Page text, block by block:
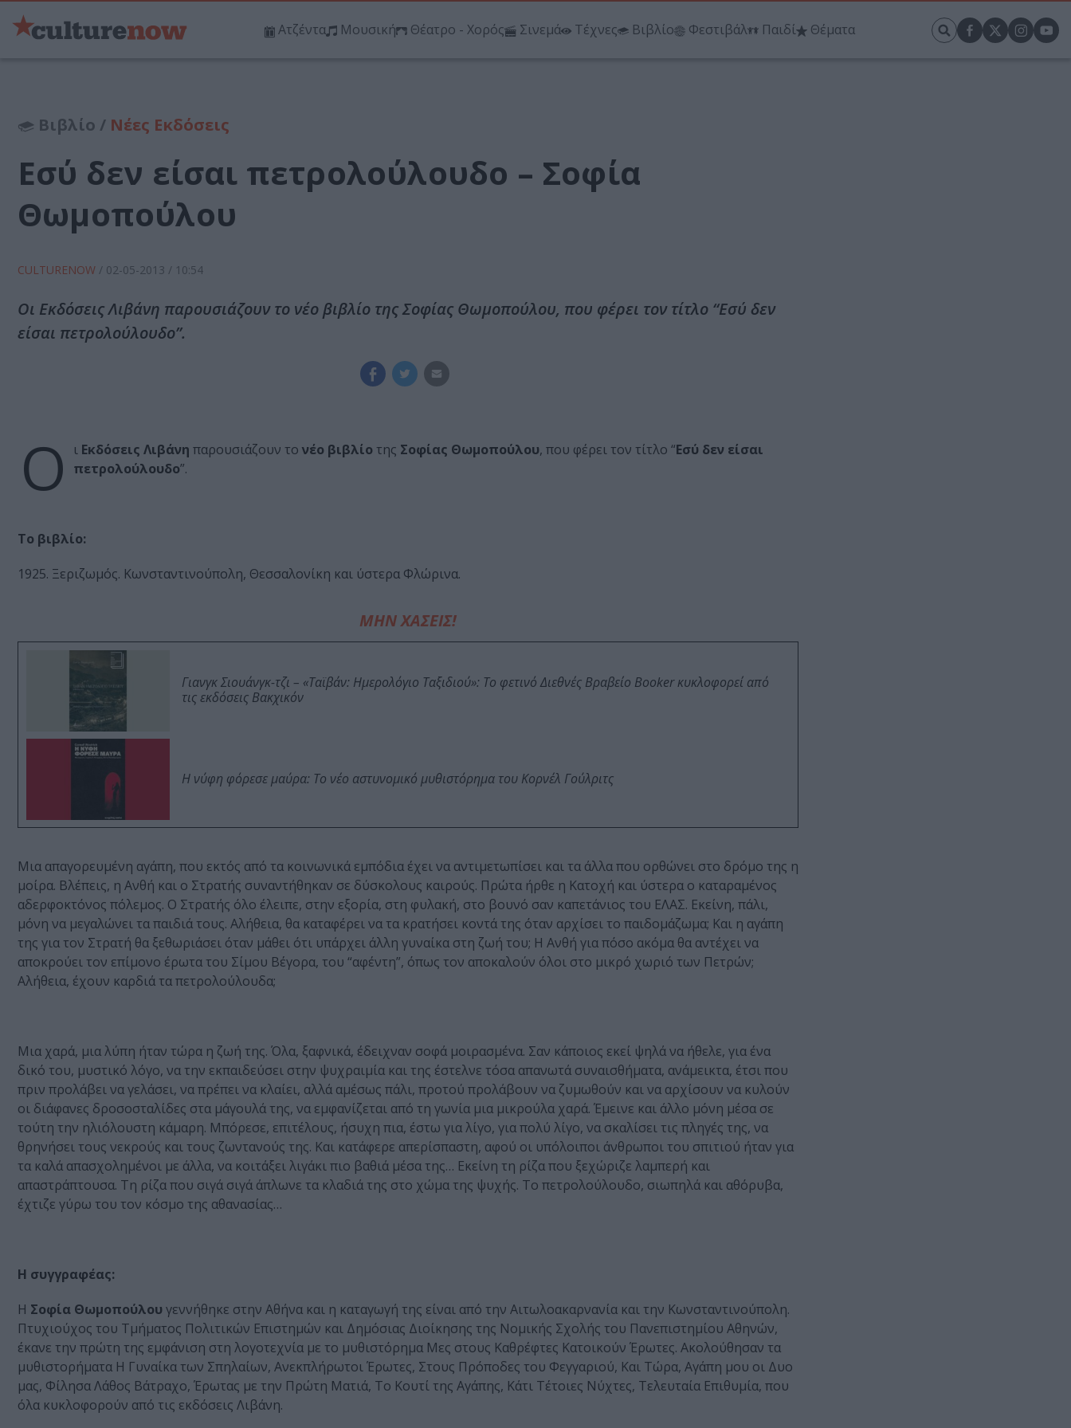
Ατζέντα Μουσική Θέατρο - Χορός Σινεμά Τέχνες Βιβλίο Φεστιβάλ Παιδί Θέματα
Βιβλίο / Νέες Εκδόσεις
Εσύ δεν είσαι πετρολούλουδο – Σοφία
Θωμοπούλου
CULTURENOW / 02-05-2013 / 10:54
Οι Εκδόσεις Λιβάνη παρουσιάζουν το νέο βιβλίο της Σοφίας Θωμοπούλου, που φέρει τον τίτλο “Εσύ δεν
είσαι πετρολούλουδο”.
Ο ι Εκδόσεις Λιβάνη παρουσιάζουν το νέο βιβλίο της Σοφίας Θωμοπούλου, που φέρει τον τίτλο “Εσύ δεν είσαι
πετρολούλουδο”.
Το βιβλίο:
1925. Ξεριζωμός. Κωνσταντινούπολη, Θεσσαλονίκη και ύστερα Φλώρινα.
ΜΗΝ ΧΑΣΕΙΣ!
Γιανγκ Σιουάνγκ-τζι – «Ταϊβάν: Ημερολόγιο Ταξιδιού»: Το φετινό Διεθνές Βραβείο Booker κυκλοφορεί από
τις εκδόσεις Βακχικόν
Η νύφη φόρεσε μαύρα: Το νέο αστυνομικό μυθιστόρημα του Κορνέλ Γούλριτς
Μια απαγορευμένη αγάπη, που εκτός από τα κοινωνικά εμπόδια έχει να αντιμετωπίσει και τα άλλα που ορθώνει στο δρόμο της η
μοίρα. Βλέπεις, η Ανθή και ο Στρατής συναντήθηκαν σε δύσκολους καιρούς. Πρώτα ήρθε η Κατοχή και ύστερα ο καταραμένος
αδερφοκτόνος πόλεμος. Ο Στρατής όλο έλειπε, στην εξορία, στη φυλακή, στο βουνό σαν καπετάνιος του ΕΛΑΣ. Εκείνη, πάλι,
μόνη να μεγαλώνει τα παιδιά τους. Αλήθεια, θα καταφέρει να τα κρατήσει κοντά της όταν αρχίσει το παιδομάζωμα; Και η αγάπη
της για τον Στρατή θα ξεθωριάσει όταν μάθει ότι υπάρχει άλλη γυναίκα στη ζωή του; Η Ανθή για πόσο ακόμα θα αντέχει να
αποκρούει τον επίμονο έρωτα του Σίμου Βέγορα, του “αφέντη”, όπως τον αποκαλούν όλοι στο μικρό χωριό των Πετρών;
Αλήθεια, έχουν καρδιά τα πετρολούλουδα;
Μια χαρά, μια λύπη ήταν τώρα η ζωή της. Όλα, ξαφνικά, έδειχναν σοφά μοιρασμένα. Σαν κάποιος εκεί ψηλά να ήθελε, για ένα
δικό του, μυστικό λόγο, να την εκπαιδεύσει στην ψυχραιμία και της έστελνε τόσα απανωτά συναισθήματα, ανάμεικτα, έτσι που
πριν προλάβει να γελάσει, να πρέπει να κλαίει, αλλά αμέσως πάλι, προτού προλάβουν να ζυμωθούν και να αρχίσουν να κυλούν
οι διάφανες δροσοσταλίδες στα μάγουλά της, να εμφανίζεται από τη γωνία μια μικρούλα χαρά. Έμεινε και άλλο μόνη μέσα σε
τούτη την ηλιόλουστη κάμαρη. Μπόρεσε, επιτέλους, ήσυχη πια, έστω για λίγο, για πολύ λίγο, να σκαλίσει τις πληγές της, να
θρηνήσει τους νεκρούς και τους ζωντανούς της. Και κατάφερε απερίσπαστη, αφού οι υπόλοιποι άνθρωποι του σπιτιού ήταν για
τα καλά απασχολημένοι με άλλα, να κοιτάξει λιγάκι πιο βαθιά μέσα της… Εκείνη τη ρίζα που ξεχώριζε λαμπερή και
απαστράπτουσα. Τη ρίζα που σιγά σιγά άπλωνε τα κλαδιά της στο χώμα της ψυχής. Το πετρολούλουδο, σιωπηλά και αθόρυβα,
έχτιζε γύρω του τον κόσμο της αθανασίας…
Η συγγραφέας:
Η Σοφία Θωμοπούλου γεννήθηκε στην Αθήνα και η καταγωγή της είναι από την Αιτωλοακαρνανία και την Κωνσταντινούπολη.
Πτυχιούχος του Τμήματος Πολιτικών Επιστημών και Δημόσιας Διοίκησης της Νομικής Σχολής του Πανεπιστημίου Αθηνών,
έκανε την πρώτη της εμφάνιση στη λογοτεχνία με το μυθιστόρημα Μες στους Καθρέφτες Κατοικούν Έρωτες. Ακολούθησαν τα
μυθιστορήματα Η Γυναίκα των Σπηλαίων, Ανεκπλήρωτοι Έρωτες, Στους Πρόποδες του Φεγγαριού, Και Τώρα, Αγάπη μου οι Δυο
μας, Φίλησα Λάθος Βάτραχο, Έρωτας με την Πρώτη Ματιά, Το Κουτί της Αγάπης, Κάτι Τέτοιες Νύχτες, Τελευταία Επιθυμία, που
όλα κυκλοφορούν από τις εκδόσεις Λιβάνη.